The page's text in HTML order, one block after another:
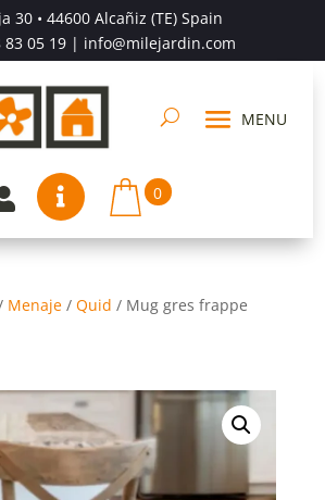
30 • 44600 Alcañiz (TE) Spain
83 05 19| info@milejardin.com
 0
Menaje/ Quid / Mug gres frappe